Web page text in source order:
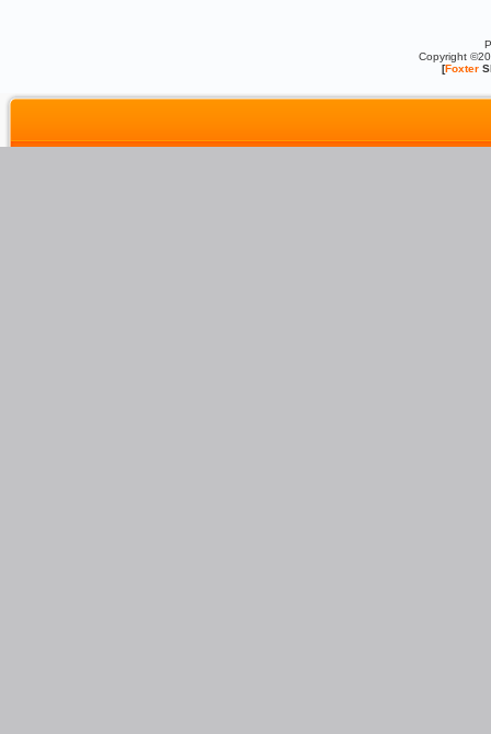
Copyright
[Foxter